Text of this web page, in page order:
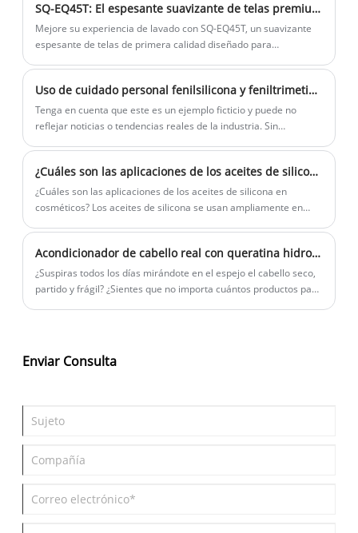
claro, viscosidad moderada, baja irritación, alta espumabilidad y
alta capacidad espesante.
SQ-EQ45T: El espesante suavizante de telas premium para un mejor cuidado de la ropa
Mejore su experiencia de lavado con SQ-EQ45T, un suavizante
espesante de telas de primera calidad diseñado para
su ropa una suavidad irresistible, sino que también cuenta con
un agente espesante eficiente que enriquece la textura de la
solución suavizante.
Uso de cuidado personal fenilsilicona y feniltrimeticona
Tenga en cuenta que este es un ejemplo ficticio y puede no
reflejar noticias o tendencias reales de la industria. Sin
relacionadas con los productos de champú.
¿Cuáles son las aplicaciones de los aceites de silicona en cosméticos?
¿Cuáles son las aplicaciones de los aceites de silicona en
cosméticos? Los aceites de silicona se usan ampliamente en
Acondicionador de cabello real con queratina hidrolizada para el cuidado del cabello
¿Suspiras todos los días mirándote en el espejo el cabello seco,
partido y frágil? ¿Sientes que no importa cuántos productos para
palabra de moda sobre belleza; Es un descubrimiento innovador
basado en la ciencia dermatológica que está revolucionando la
Enviar Consulta